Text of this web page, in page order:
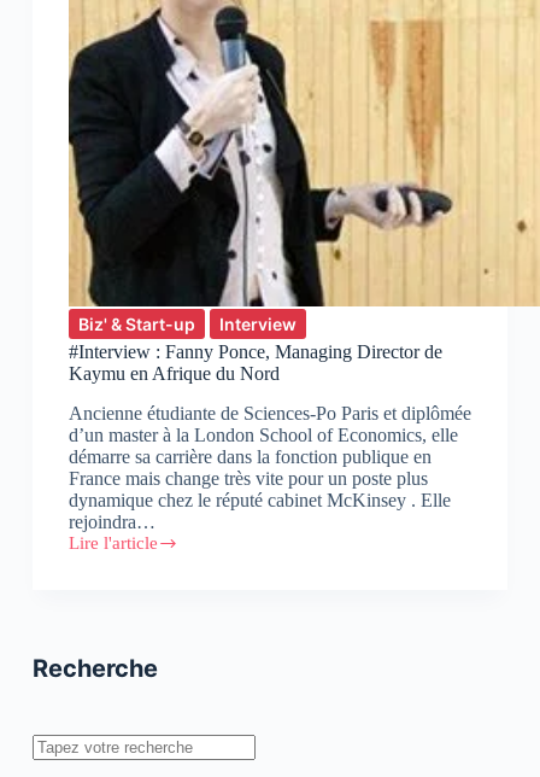
Biz' & Start-up
Interview
#Interview : Fanny Ponce, Managing Director de
Kaymu en Afrique du Nord
Ancienne étudiante de Sciences-Po Paris et diplômée
d’un master à la London School of Economics, elle
démarre sa carrière dans la fonction publique en
France mais change très vite pour un poste plus
dynamique chez le réputé cabinet McKinsey . Elle
rejoindra…
Lire l'article
#Interview
de
Afrique
du
Recherche
Rechercher